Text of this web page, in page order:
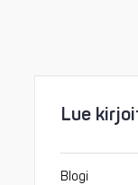
Lue
Blogi